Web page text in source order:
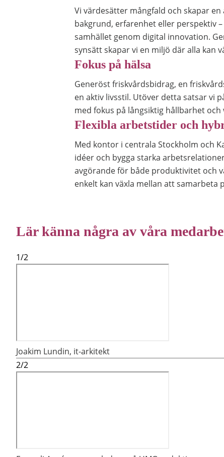
Vi värdesätter mångfald och skapar
bakgrund, erfarenhet eller perspektiv
samhället genom digital innovation.
synsätt skapar vi en miljö där alla kan
Fokus på hälsa
Generöst friskvårdsbidrag, en
en aktiv livsstil. Utöver detta satsar vi
med fokus på långsiktig hållbarhet och
Flexibla arbetstider och
Med kontor i centrala Stockholm och
idéer och bygga starka
avgörande för både produktivitet och
enkelt kan växla mellan att
Lär känna några av våra
1/2
Joakim Lundin, it-arkitekt
2/2